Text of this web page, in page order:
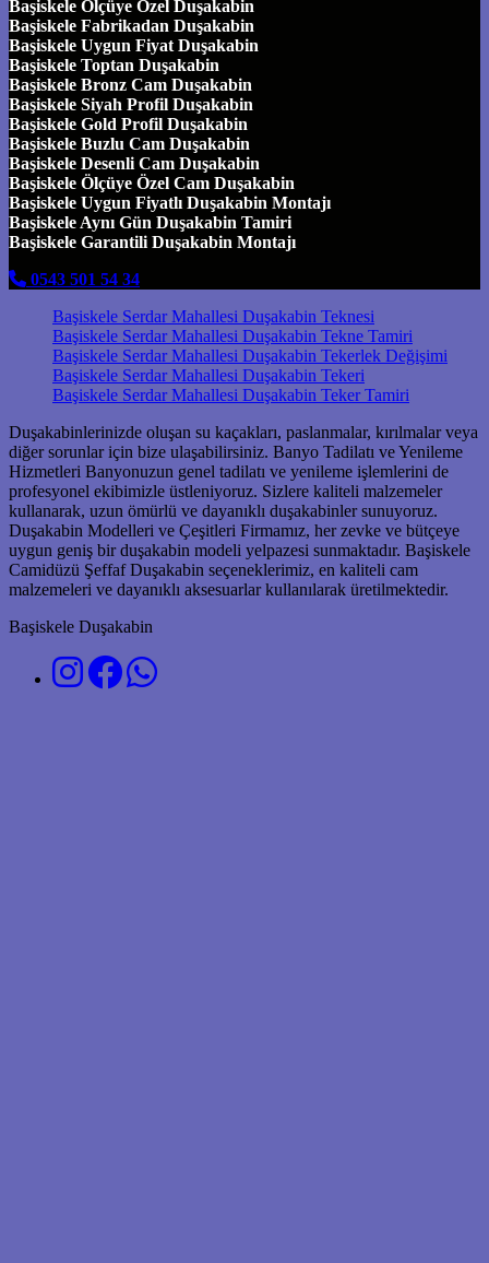
Başiskele Ölçüye Özel Duşakabin
Başiskele Fabrikadan Duşakabin
Başiskele Uygun Fiyat Duşakabin
Başiskele Toptan Duşakabin
Başiskele Bronz Cam Duşakabin
Başiskele Siyah Profil Duşakabin
Başiskele Gold Profil Duşakabin
Başiskele Buzlu Cam Duşakabin
Başiskele Desenli Cam Duşakabin
Başiskele Ölçüye Özel Cam Duşakabin
Başiskele Uygun Fiyatlı Duşakabin Montajı
Başiskele Aynı Gün Duşakabin Tamiri
Başiskele Garantili Duşakabin Montajı
0543 501 54 34
Başiskele Serdar Mahallesi Duşakabin Teknesi
Başiskele Serdar Mahallesi Duşakabin Tekne Tamiri
Başiskele Serdar Mahallesi Duşakabin Tekerlek Değişimi
Başiskele Serdar Mahallesi Duşakabin Tekeri
Başiskele Serdar Mahallesi Duşakabin Teker Tamiri
Duşakabinlerinizde oluşan su kaçakları, paslanmalar, kırılmalar veya
diğer sorunlar için bize ulaşabilirsiniz. Banyo Tadilatı ve Yenileme
Hizmetleri Banyonuzun genel tadilatı ve yenileme işlemlerini de
profesyonel ekibimizle üstleniyoruz. Sizlere kaliteli malzemeler
kullanarak, uzun ömürlü ve dayanıklı duşakabinler sunuyoruz.
Duşakabin Modelleri ve Çeşitleri Firmamız, her zevke ve bütçeye
uygun geniş bir duşakabin modeli yelpazesi sunmaktadır. Başiskele
Camidüzü Şeffaf Duşakabin seçeneklerimiz, en kaliteli cam
malzemeleri ve dayanıklı aksesuarlar kullanılarak üretilmektedir.
Başiskele Duşakabin